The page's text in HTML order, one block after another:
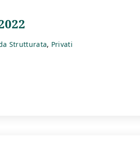
Strutturata Privati